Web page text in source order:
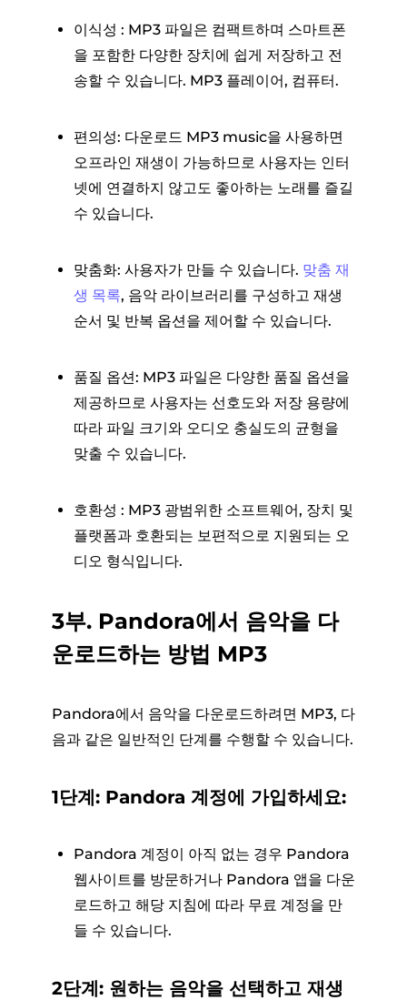
이식성 : MP3 파일은 컴팩트하며 스마트폰
을 포함한 다양한 장치에 쉽게 저장하고 전
송할 수 있습니다. MP3 플레이어, 컴퓨터.
편의성: 다운로드 MP3 music을 사용하면
오프라인 재생이 가능하므로 사용자는 인터
넷에 연결하지 않고도 좋아하는 노래를 즐길
수 있습니다.
맞춤화: 사용자가 만들 수 있습니다. 맞춤 재
생 목록, 음악 라이브러리를 구성하고 재생
순서 및 반복 옵션을 제어할 수 있습니다.
품질 옵션: MP3 파일은 다양한 품질 옵션을
제공하므로 사용자는 선호도와 저장 용량에
따라 파일 크기와 오디오 충실도의 균형을
맞출 수 있습니다.
호환성 : MP3 광범위한 소프트웨어, 장치 및
플랫폼과 호환되는 보편적으로 지원되는 오
디오 형식입니다.
3부. Pandora에서 음악을 다
운로드하는 방법 MP3
Pandora에서 음악을 다운로드하려면 MP3, 다
음과 같은 일반적인 단계를 수행할 수 있습니다.
1단계: Pandora 계정에 가입하세요:
Pandora 계정이 아직 없는 경우 Pandora
웹사이트를 방문하거나 Pandora 앱을 다운
로드하고 해당 지침에 따라 무료 계정을 만
들 수 있습니다.
2단계: 원하는 음악을 선택하고 재생